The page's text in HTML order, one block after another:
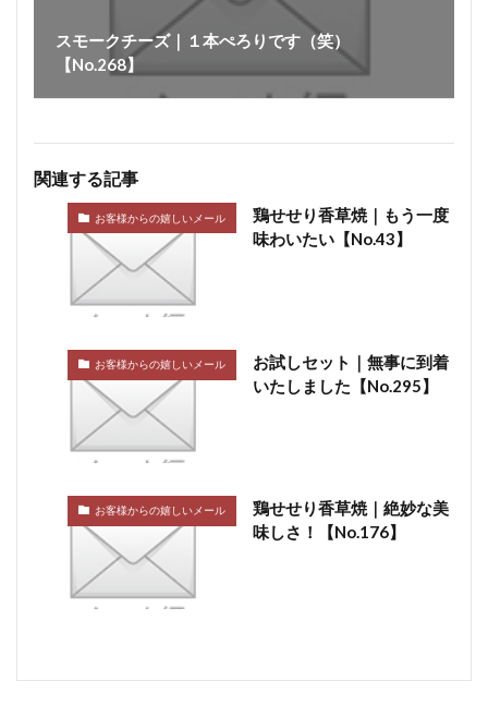
スモークチーズ｜１本ぺろりです（笑）
【No.268】
関連する記事
お客様からの嬉しいメール
鶏せせり香草焼｜もう一度
味わいたい【No.43】
お客様からの嬉しいメール
お試しセット｜無事に到着
いたしました【No.295】
お客様からの嬉しいメール
鶏せせり香草焼｜絶妙な美
味しさ！【No.176】